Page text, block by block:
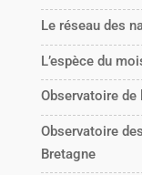
Le réseau des
L’espèce du
Observatoire
Observatoire
Bretagne